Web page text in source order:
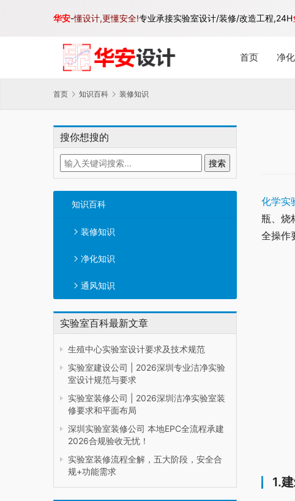
首页 净
首页 知识百科 装修知识
搜你想搜的
知识百科
装修知识
净化知识
通风知识
实验室百科最新文章
生殖中心实验室设计要求及技术规范
实验室建设公司 | 2026深圳专业洁净实验
室设计规范与要求
实验室装修公司 | 2026深圳洁净实验室装
修要求和平面布局
深圳实验室装修公司 本地EPC全流程承建
2026合规验收无忧！
实验室装修流程全解，五大阶段，安全合
规+功能需求
化学实
瓶、烧
全操作
1.
华安-懂设计,更懂安全!专业承接实验室设计/装修/改造工程,24H